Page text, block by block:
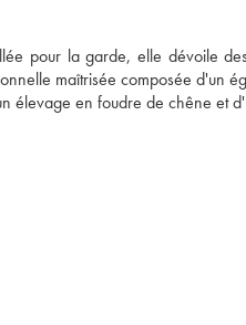
pour la garde, elle dévoile
maîtrisée composée d'un
élevage en foudre de chêne et